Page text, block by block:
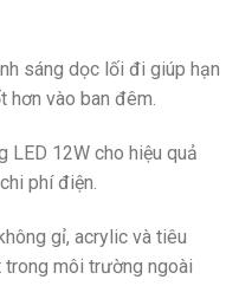
sáng dọc lối đi giúp hạn
hơn vào ban đêm.
LED 12W cho hiệu quả
phí điện.
gỉ, acrylic và tiêu
môi trường ngoài